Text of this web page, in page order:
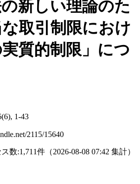
新しい理論のた
取引制限におけ
質的制限」につ
1-43
2115/15640
数:1,711件 （2026-08-08 07:42 集計）